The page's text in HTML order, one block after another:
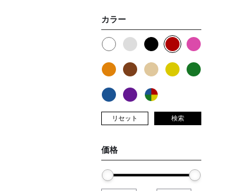
カラー
リセット 検索
価格